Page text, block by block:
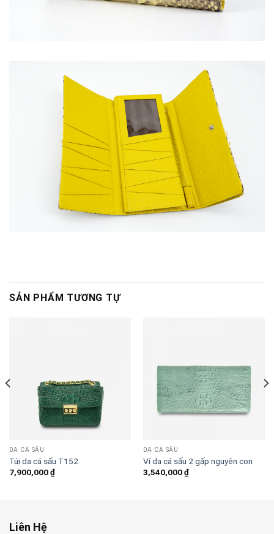
SẢN PHẨM TƯƠNG TỰ
DA CÁ SẤU
Túi da cá sấu T152
7,900,000₫
DA CÁ SẤU
Ví da cá sấu 2 gấp nguyên con
3,540,000₫
Liên Hệ